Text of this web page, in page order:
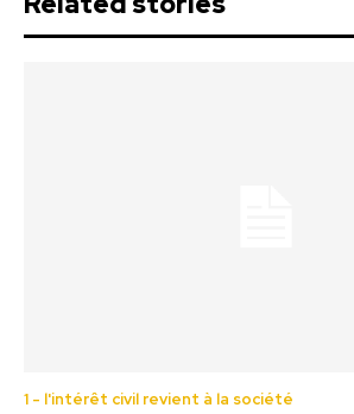
1 - l'intérêt civil revient à la société